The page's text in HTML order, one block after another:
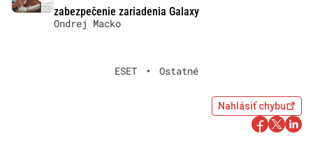
zabezpečenie zariadenia Galaxy
Ondrej Macko
ESET • Ostatné
Nahlásiť chybu